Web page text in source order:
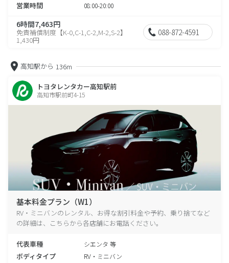
営業時間 08:00-20:00
6時間7,463円
免責補償制度【K-0,C-1,C-2,M-2,S-2】
1,430円
088-872-4591
高知駅から 136m
トヨタレンタカー高知駅前
高知市駅前町4-15
基本料金プラン（W1）
RV・ミニバンのレンタル、お得な割引料金や予約、乗り捨てなど
の詳細は、こちらから各店舗にお電話ください。
代表車種 シエンタ 等
ボディタイプ RV・ミニバン